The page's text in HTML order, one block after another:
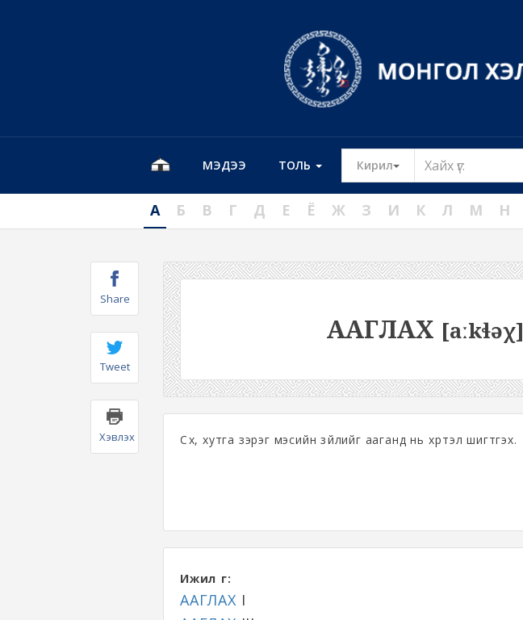
МЭДЭЭ ТОЛЬ Кирил Toggle Dropdown
А Б В Г Д Е Ё Ж З И К Л М Н
Share
Tweet
Хэвлэх
ААГЛАХ [aːkɬəχ]
Сүх, хутга зэрэг мэсийн зүйлийг ааганд нь хүртэл шигтгэх.
Ижил үг:
ААГЛАХ I